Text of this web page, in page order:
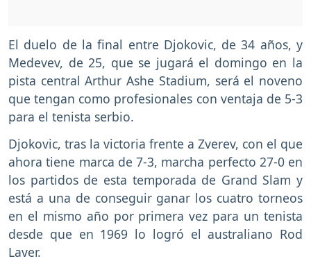
El duelo de la final entre Djokovic, de 34 años, y
Medevev, de 25, que se jugará el domingo en la
pista central Arthur Ashe Stadium, será el noveno
que tengan como profesionales con ventaja de 5-3
para el tenista serbio.
Djokovic, tras la victoria frente a Zverev, con el que
ahora tiene marca de 7-3, marcha perfecto 27-0 en
los partidos de esta temporada de Grand Slam y
está a una de conseguir ganar los cuatro torneos
en el mismo año por primera vez para un tenista
desde que en 1969 lo logró el australiano Rod
Laver.